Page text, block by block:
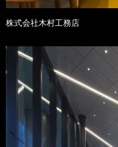
株式会社木村工務店